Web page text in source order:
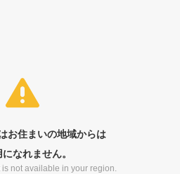
お住まいの地域からは
なれません。
not available in your region.